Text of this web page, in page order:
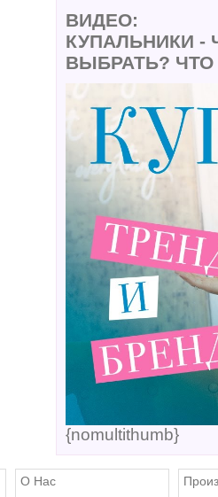
ВИДЕО:
КУПАЛЬНИКИ -
ВЫБРАТЬ?
{nomultithumb}
О Нас